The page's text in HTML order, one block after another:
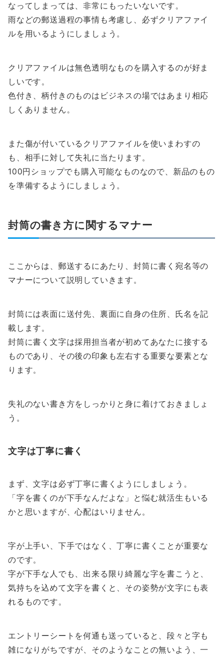
なってしまっては、非常にもったいないです。
雨などの郵送過程の事情も考慮し、必ずクリアファイ
ルを用いるようにしましょう。
クリアファイルは無色透明なものを購入するのが好ま
しいです。
色付き、柄付きのものはビジネスの場ではあまり相応
しくありません。
また傷が付いているクリアファイルを使いまわすの
も、相手に対して失礼に当たります。
100円ショップでも購入可能なものなので、新品のもの
を準備するようにしましょう。
封筒の書き方に関するマナー
ここからは、郵送するにあたり、封筒に書く宛名等の
マナーについて説明していきます。
封筒には表面に送付先、裏面に自身の住所、氏名を記
載します。
封筒に書く文字は採用担当者が初めてあなたに接する
ものであり、その後の印象も左右する重要な要素とな
ります。
失礼のない書き方をしっかりと身に着けておきましょ
う。
文字は丁寧に書く
まず、文字は必ず丁寧に書くようにしましょう。
「字を書くのが下手なんだよな」と悩む就活生もいる
かと思いますが、心配はいりません。
字が上手い、下手ではなく、丁寧に書くことが重要な
のです。
字が下手な人でも、出来る限り綺麗な字を書こうと、
気持ちを込めて文字を書くと、その姿勢が文字にも表
れるものです。
エントリーシートを何通も送っていると、段々と字も
雑になりがちですが、そのようなことの無いよう、一